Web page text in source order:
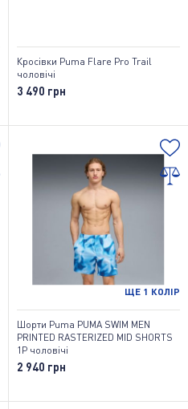
Кросівки Puma Flare Pro Trail
чоловічі
3 490 грн
ЩЕ 1 КОЛІР
Шорти Puma PUMA SWIM MEN
PRINTED RASTERIZED MID SHORTS
1P чоловічі
2 940 грн